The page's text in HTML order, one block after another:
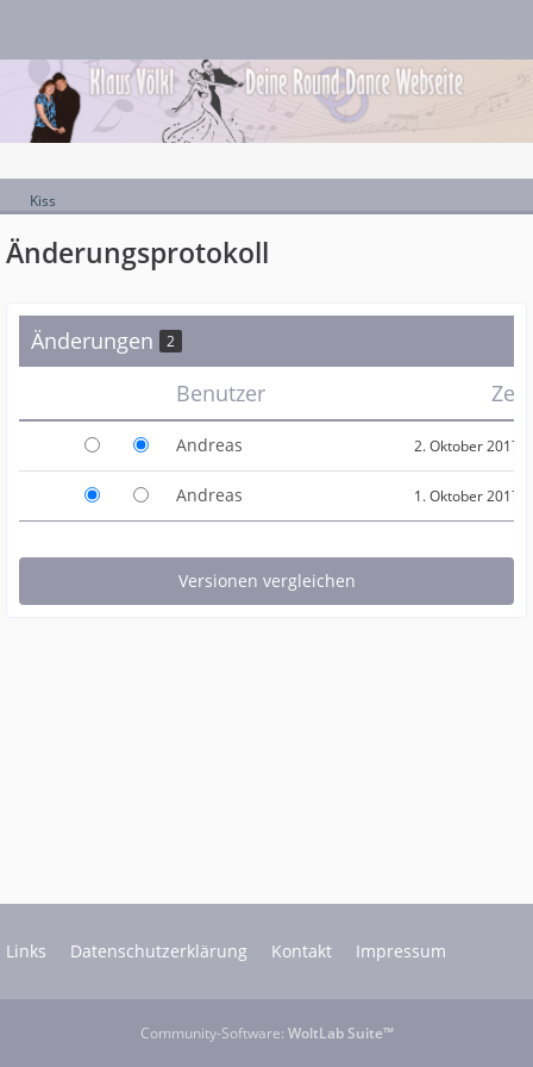
Kiss
Änderungsprotokoll
Änderungen 2
Benutzer
Andreas 2. Oktober 2017
Andreas 1. Oktober 2017
Links Datenschutzerklärung Kontakt Impressum
Community-Software: WoltLab Suite™